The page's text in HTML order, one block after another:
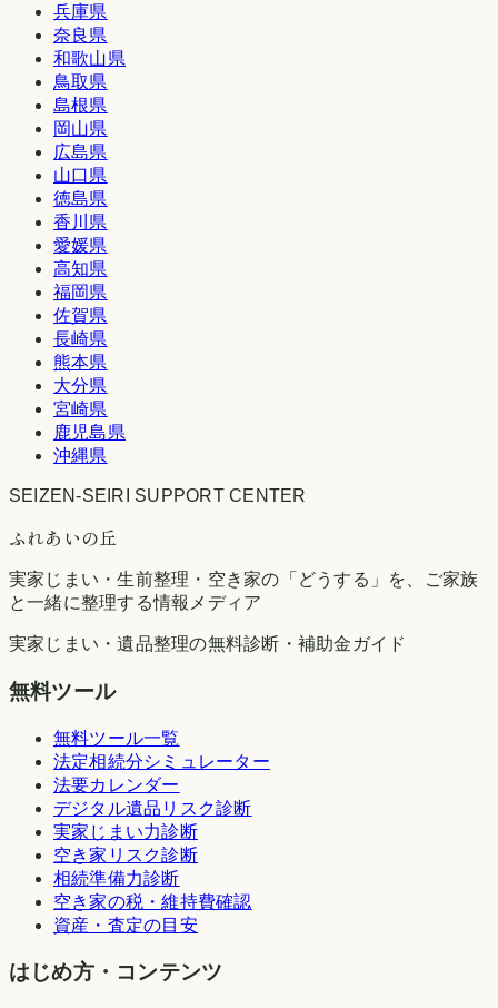
兵庫県
奈良県
和歌山県
鳥取県
島根県
岡山県
広島県
山口県
徳島県
香川県
愛媛県
高知県
福岡県
佐賀県
長崎県
熊本県
大分県
宮崎県
鹿児島県
沖縄県
SEIZEN-SEIRI SUPPORT CENTER
ふれあいの丘
実家じまい・生前整理・空き家の「どうする」を、ご家族
と一緒に整理する情報メディア
実家じまい・遺品整理の無料診断・補助金ガイド
無料ツール
無料ツール一覧
法定相続分シミュレーター
法要カレンダー
デジタル遺品リスク診断
実家じまい力診断
空き家リスク診断
相続準備力診断
空き家の税・維持費確認
資産・査定の目安
はじめ方・コンテンツ